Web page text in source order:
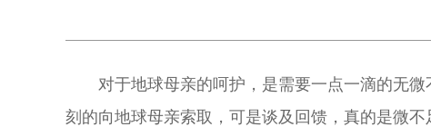
对于地球母亲的呵护，是需要一点一滴的无
刻的向地球母亲索取，可是谈及回馈，真的是微